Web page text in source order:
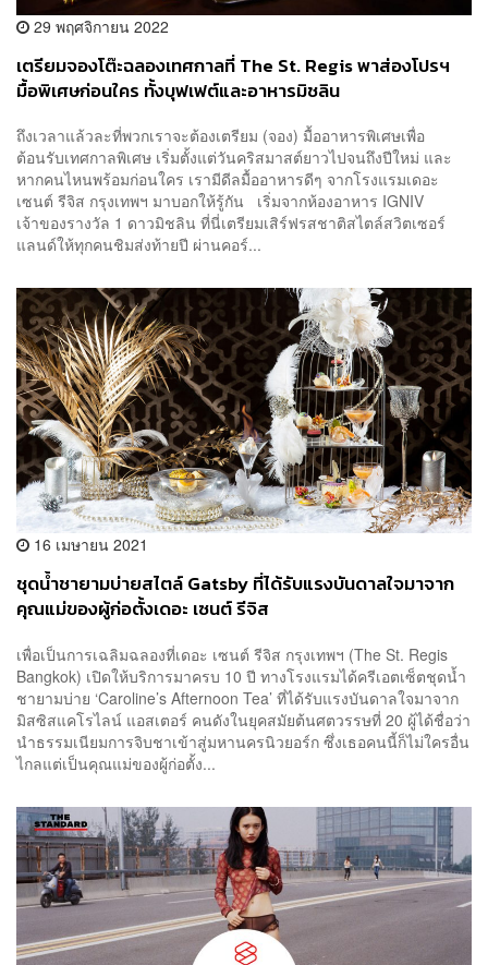
29 พฤศจิกายน 2022
เตรียมจองโต๊ะฉลองเทศกาลที่ The St. Regis พาส่องโปรฯ
มื้อพิเศษก่อนใคร ทั้งบุฟเฟต์และอาหารมิชลิน
ถึงเวลาแล้วละที่พวกเราจะต้องเตรียม (จอง) มื้ออาหารพิเศษเพื่อ
ต้อนรับเทศกาลพิเศษ เริ่มตั้งแต่วันคริสมาสต์ยาวไปจนถึงปีใหม่ และ
หากคนไหนพร้อมก่อนใคร เรามีดีลมื้ออาหารดีๆ จากโรงแรมเดอะ
เซนต์ รีจิส กรุงเทพฯ มาบอกให้รู้กัน เริ่มจากห้องอาหาร IGNIV
เจ้าของรางวัล 1 ดาวมิชลิน ที่นี่เตรียมเสิร์ฟรสชาติสไตล์สวิตเซอร์
แลนด์ให้ทุกคนชิมส่งท้ายปี ผ่านคอร์...
16 เมษายน 2021
ชุดน้ำชายามบ่ายสไตล์ Gatsby ที่ได้รับแรงบันดาลใจมาจาก
คุณแม่ของผู้ก่อตั้งเดอะ เซนต์ รีจิส
เพื่อเป็นการเฉลิมฉลองที่เดอะ เซนต์ รีจิส กรุงเทพฯ (The St. Regis
Bangkok) เปิดให้บริการมาครบ 10 ปี ทางโรงแรมได้ครีเอตเซ็ตชุดน้ำ
ชายามบ่าย ‘Caroline’s Afternoon Tea’ ที่ได้รับแรงบันดาลใจมาจาก
มิสซิสแคโรไลน์ แอสเตอร์ คนดังในยุคสมัยต้นศตวรรษที่ 20 ผู้ได้ชื่อว่า
นำธรรมเนียมการจิบชาเข้าสู่มหานครนิวยอร์ก ซึ่งเธอคนนี้ก็ไม่ใครอื่น
ไกลแต่เป็นคุณแม่ของผู้ก่อตั้ง...